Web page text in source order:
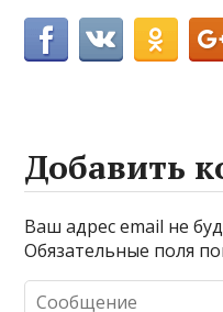
Добавить
Ваш адрес email не
Обязательные поля